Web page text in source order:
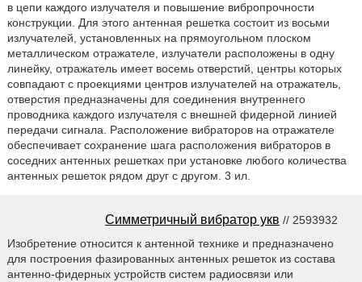
в цепи каждого излучателя и повышение вибропрочности
конструкции. Для этого антенная решетка состоит из восьми
излучателей, установленных на прямоугольном плоском
металлическом отражателе, излучатели расположены в одну
линейку, отражатель имеет восемь отверстий, центры которых
совпадают с проекциями центров излучателей на отражатель,
отверстия предназначены для соединения внутреннего
проводника каждого излучателя с внешней фидерной линией
передачи сигнала. Расположение вибраторов на отражателе
обеспечивает сохранение шага расположения вибраторов в
соседних антенных решетках при установке любого количества
антенных решеток рядом друг с другом. 3 ил.
Симметричный вибратор укв // 2593932
Изобретение относится к антенной технике и предназначено
для построения фазированных антенных решеток из состава
антенно-фидерных устройств систем радиосвязи или